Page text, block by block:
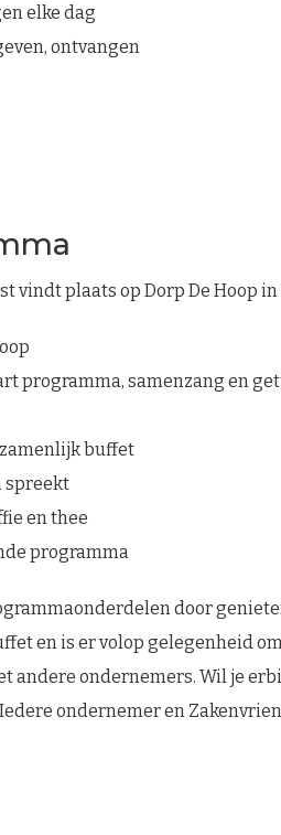
elke dag
ontvangen
vindt plaats op Dorp De Hoop
programma, samenzang en
buffet
spreekt
en thee
programma
door
en is er volop gelegenheid
andere ondernemers. Wil je
ondernemer en